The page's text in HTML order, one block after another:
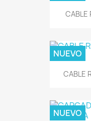
CABLE
CABLE
NUEVO
NUEVO